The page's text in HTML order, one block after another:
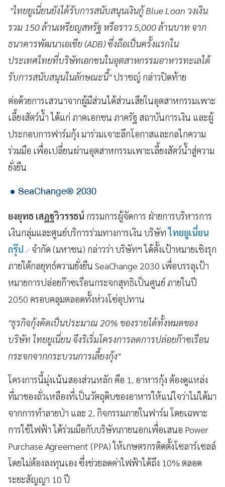
"ไทยยูเนี่ยนยังได้รับการสนับสนุนเงินกู้ Blue Loan วงเงิน
รวม 150 ล้านเหรียญสหรัฐ หรือราว 5,000 ล้านบาท จาก
ธนาคารพัฒนาเอเชีย (ADB) ซึ่งถือเป็นครั้งแรกใน
ประเทศไทยที่บริษัทเอกชนในอุตสาหกรรมอาหารทะเลได้
รับการสนับสนุนในลักษณะนี้"ปราชญ์ กล่าวปิดท้าย
ต่อด้วยการเสวนาจากผู้มีส่วนได้ส่วนเสียในอุตสาหกรรมเพาะ
เลี้ยงสัตว์น้ำ ได้แก่ ภาคเอกชน ภาครัฐ สถาบันการเงิน และผู้
ประกอบการฟาร์มกุ้ง มาร่วมเจาะลึกโอกาสและกลไกความ
ร่วมมือ เพื่อเปลี่ยนผ่านอุตสาหกรรมเพาะเลี้ยงสัตว์น้ำสู่ความ
ยั่งยืน
SeaChange® 2030
ยงยุทธ เสฏฐวิวรรธน์ กรรมการผู้จัดการ ฝ่ายการบริหารการ
เงินกลุ่มและศูนย์บริการร่วมทางการเงิน บริษัทไทยยูเนี่ยน
กรุ๊ป จำกัด (มหาชน) กล่าวว่า บริษัทฯ ได้ตั้งเป้าหมายเชิงรุก
ภายใต้กลยุทธ์ความยั่งยืน SeaChange 2030 เพื่อบรรลุเป้า
หมายการปล่อยก๊าซเรือนกระจกสุทธิเป็นศูนย์ ภายในปี
2050 ครอบคลุมตลอดทั้งห่วงโซ่อุปทาน
"ธุรกิจกุ้งคิดเป็นประมาณ 20% ของรายได้ทั้งหมดของ
บริษัท ไทยยูเนี่ยน จึงริเริ่มโครงการลดการปล่อยก๊าซเรือน
กระจกจากกระบวนการเลี้ยงกุ้ง"
โครงการนี้มุ่งเน้นสองส่วนหลัก คือ 1. อาหารกุ้ง ต้องดูแหล่ง
ที่มาของถั่วเหลืองที่เป็นวัตถุดิบของอาหารให้แน่ใจว่าไม่ได้มา
จากการทำลายป่า และ 2. กิจกรรมภายในฟาร์ม โดยเฉพาะ
การใช้ไฟฟ้า ได้ร่วมมือกับบริษัทภายนอกเพื่อเสนอ Power
Purchase Agreement (PPA) ให้เกษตรกรติดตั้งโซลาร์เซลล์
โดยไม่ต้องลงทุนเอง ซึ่งช่วยลดค่าไฟฟ้าได้ถึง 10% ตลอด
ระยะสัญญา 10 ปี